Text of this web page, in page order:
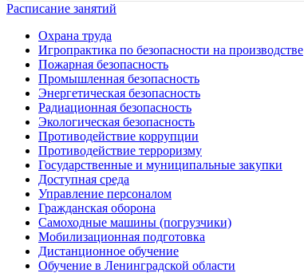
Расписание занятий
Охрана труда
Игропрактика по безопасности на производстве
Пожарная безопасность
Промышленная безопасность
Энергетическая безопасность
Радиационная безопасность
Экологическая безопасность
Противодействие коррупции
Противодействие терроризму
Государственные и муниципальные закупки
Доступная среда
Управление персоналом
Гражданская оборона
Самоходные машины (погрузчики)
Мобилизационная подготовка
Дистанционное обучение
Обучение в Ленинградской области